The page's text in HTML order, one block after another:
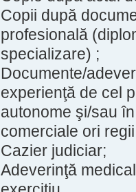
Copii după
profesională
specializare) ;
Documente/
experienţă de cel
autonome şi/sau
comerciale ori
Cazier judiciar;
Adeverinţă